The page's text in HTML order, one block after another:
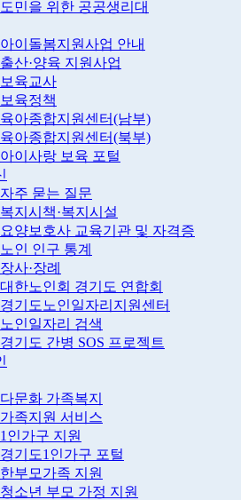
도민을 위한 공공생리대
아이돌봄지원사업 안내
출산·양육 지원사업
보육교사
보육정책
육아종합지원센터(남부)
육아종합지원센터(북부)
아이사랑 보육 포털
자주 묻는 질문
복지시책·복지시설
요양보호사 교육기관 및 자격증
노인 인구 통계
장사·장례
대한노인회 경기도 연합회
경기도노인일자리지원센터
노인일자리 검색
경기도 간병 SOS 프로젝트
다문화 가족복지
가족지원 서비스
1인가구 지원
경기도1인가구 포털
한부모가족 지원
청소년 부모 가정 지원